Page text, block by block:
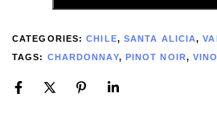
CATEGORIES:CHILE, SANTA ALICIA,
TAGS: CHARDONNAY, PINOT NOIR,